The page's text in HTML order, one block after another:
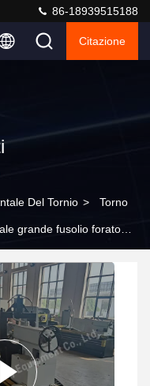
86-18939515188
Citazione
Del Tornio > Torno
grande fusolio forato